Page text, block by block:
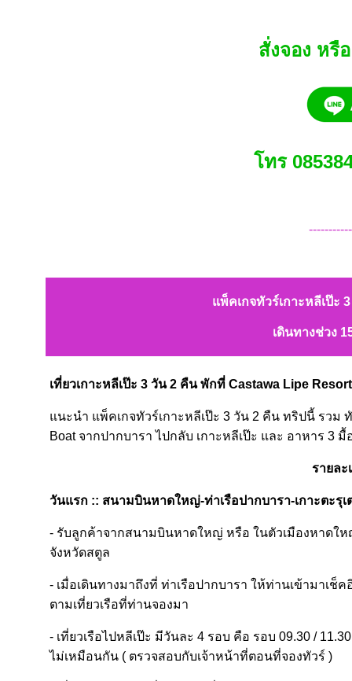
สั่งจอง หรื
โทร
แพ็คเกจทัวร์เกาะหลีเป๊ะ
เดินทางช่วง
เที่ยวเกาะหลีเป๊ะ 3 วัน 2 คืน พักที่ Castawa Lipe
แนะนำ แพ็คเกจทัวร์เกาะหลีเป๊ะ 3 วัน 2 คืน ทริปนี้ รว
Boat จากปากบารา ไปกลับ เกาะหลีเป๊ะ และ อาหาร 3
รายละ
วันแรก :: สนามบินหาดใหญ่-ท่าเรือปากบารา-เกาะตะรุเ
- รับลูกค้าจากสนามบินหาดใหญ่ หรือ ในตัวเมืองหาดให
จังหวัดสตูล
- เมื่อเดินทางมาถึงที่ ท่าเรือปากบารา ให้ท่านเข้ามาเช็
ตามเที่ยวเรือที่ท่านจองมา
- เที่ยวเรือไปหลีเป๊ะ มีวันละ 4 รอบ คือ รอบ 09.30 /
ไม่เหมือนกัน ( ตรวจสอบกับเจ้าหน้าที่ตอนที่จองทัวร์ )